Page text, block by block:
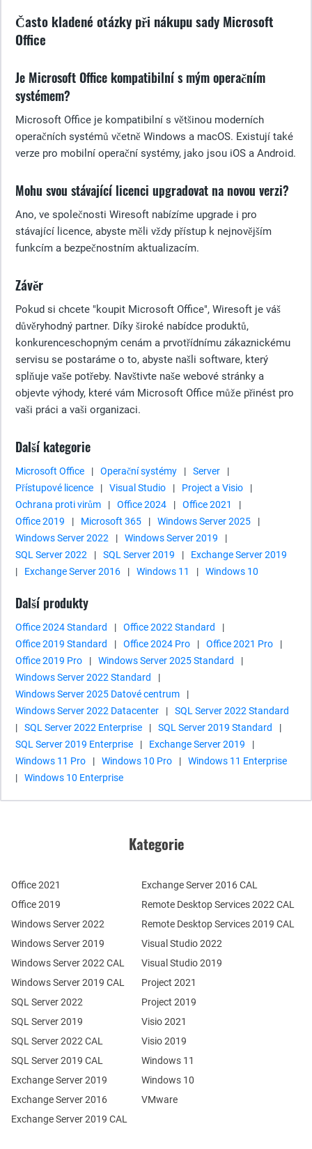
Často kladené otázky při nákupu sady Microsoft
Office
Je Microsoft Office kompatibilní s mým operačním
systémem?
Microsoft Office je kompatibilní s většinou moderních
operačních systémů včetně Windows a macOS. Existují také
verze pro mobilní operační systémy, jako jsou iOS a Android.
Mohu svou stávající licenci upgradovat na novou verzi?
Ano, ve společnosti Wiresoft nabízíme upgrade i pro
stávající licence, abyste měli vždy přístup k nejnovějším
funkcím a bezpečnostním aktualizacím.
Závěr
Pokud si chcete "koupit Microsoft Office", Wiresoft je váš
důvěryhodný partner. Díky široké nabídce produktů,
konkurenceschopným cenám a prvotřídnímu zákaznickému
servisu se postaráme o to, abyste našli software, který
splňuje vaše potřeby. Navštivte naše webové stránky a
objevte výhody, které vám Microsoft Office může přinést pro
vaši práci a vaši organizaci.
Další kategorie
Microsoft Office | Operační systémy | Server
|
Přístupové licence
| Visual Studio | Project a Visio
|
Ochrana proti virům
| Office 2024 | Office 2021
|
Office 2019
| Microsoft 365 | Windows Server 2025
|
Windows Server 2022
| Windows Server 2019
|
SQL Server 2022
| SQL Server 2019 |
Exchange Server 2019
|
Exchange Server 2016 | Windows 11 | Windows 10
Další produkty
Office 2024 Standard | Office 2022 Standard
|
Office 2019 Standard
| Office 2024 Pro | Office 2021 Pro
|
Office 2019 Pro
| Windows Server 2025 Standard
|
Windows Server 2022 Standard
|
Windows Server 2025 Datové centrum
|
Windows Server 2022 Datacenter
|
SQL Server 2022 Standard
|
SQL Server 2022 Enterprise | SQL Server 2019 Standard
|
SQL Server 2019 Enterprise
| Exchange Server 2019
|
Windows 11 Pro
| Windows 10 Pro |
Windows 11 Enterprise
|
Windows 10 Enterprise
Kategorie
Office 2021
Office 2019
Windows Server 2022
Windows Server 2019
Exchange Server 2019
Exchange Server 2016
SQL Server 2022
SQL Server 2019
Windows Server 2022 CAL
Windows Server 2019 CAL
SQL Server 2022 CAL
SQL Server 2019 CAL
Remote Desktop Services 2022 CAL
Remote Desktop Services 2019 CAL
Exchange Server 2019 CAL
Exchange Server 2016 CAL
Visual Studio 2022
Visual Studio 2019
Project 2021
Project 2019
Visio 2021
Visio 2019
Windows 11
Windows 10
VMware